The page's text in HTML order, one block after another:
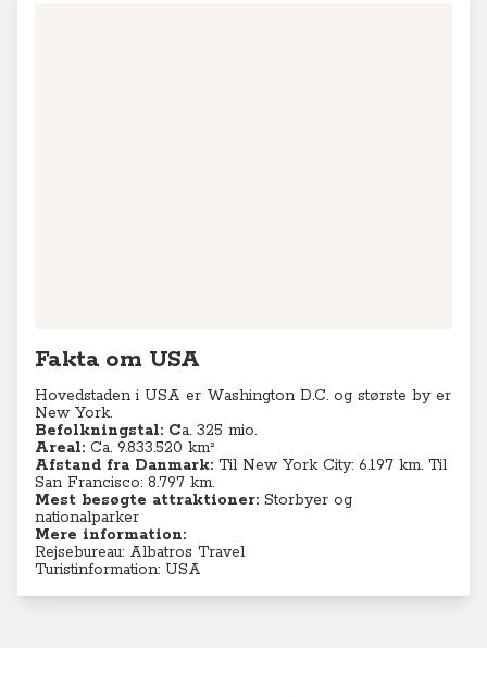
Fakta om USA
Hovedstaden i USA er Washington D.C. og største by er
New York.
Befolkningstal: Ca. 325 mio.
Areal: Ca. 9.833.520 km²
Afstand fra Danmark: Til New York City: 6.197 km. Til
San Francisco: 8.797 km.
Mest besøgte attraktioner: Storbyer og
nationalparker
Mere information:
Rejsebureau: Albatros Travel
Turistinformation: USA